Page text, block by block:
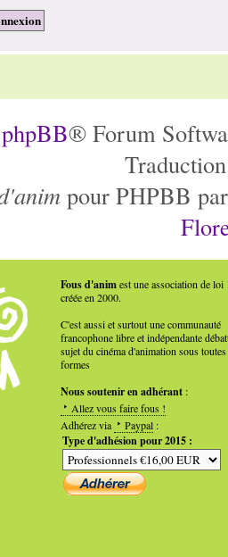
phpBB® Forum
pour PHPBB
Fous d'animest une association de loi
créée en 2000.
C'est aussi et surtout une communauté
francophone libre et indépendante
sujet du cinéma d'animation sous toutes
formes
Nous soutenir en adhérant :
Allez vous faire fous !
Adhérez via
Paypal :
Type d'adhésion pour 2015 :